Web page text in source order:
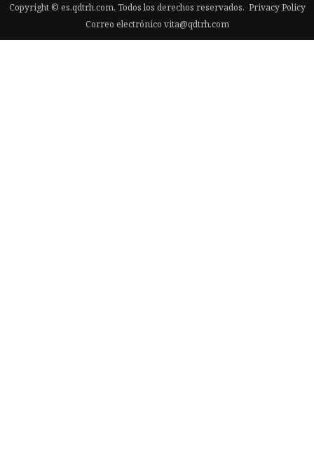
Copyright © es.qdtrh.com, Todos los derechos reservados. Privacy Policy
Correo electrónico vita@qdtrh.com